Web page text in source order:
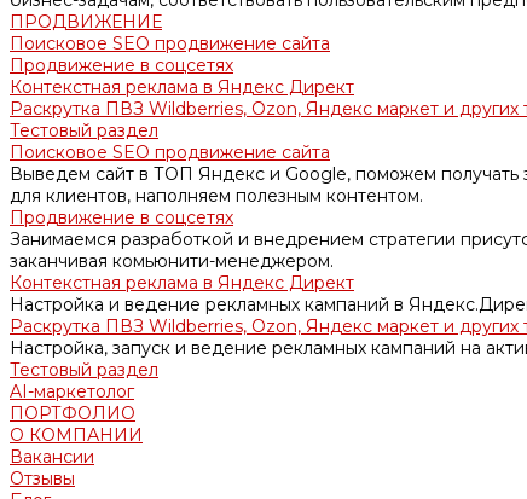
ПРОДВИЖЕНИЕ
Поисковое SEO продвижение сайта
Продвижение в соцсетях
Контекстная реклама в Яндекс Директ
Раскрутка ПВЗ Wildberries, Ozon, Яндекс маркет и других
Тестовый раздел
Поисковое SEO продвижение сайта
Выведем сайт в ТОП Яндекс и Google, поможем получать
для клиентов, наполняем полезным контентом.
Продвижение в соцсетях
Занимаемся разработкой и внедрением стратегии
заканчивая комьюнити-менеджером.
Контекстная реклама в Яндекс Директ
Настройка и ведение рекламных кампаний в
Раскрутка ПВЗ Wildberries, Ozon, Яндекс маркет и других
Настройка, запуск и ведение рекламных кампаний на
Тестовый раздел
AI-маркетолог
ПОРТФОЛИО
О КОМПАНИИ
Вакансии
Отзывы